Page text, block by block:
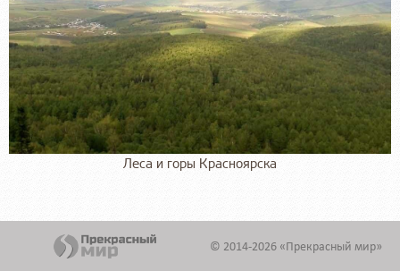
Леса и горы Красноярска
© 2014-2026 «Прекрасный мир»